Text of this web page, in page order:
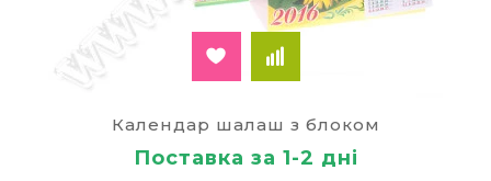
Календар шалаш з блоком
Поставка за 1-2 дні